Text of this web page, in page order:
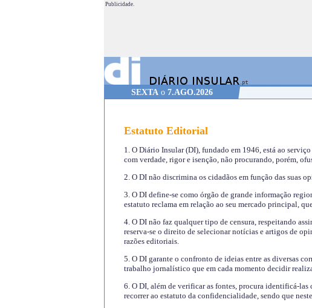
Publicidade.
SEXTAo 7.AGO.2026
Estatuto Editorial
1. O Diário Insular (DI), fundado em 1946, está ao
com verdade, rigor e isenção, não procurando, porém,
2. O DI não discrimina os cidadãos em função das suas
3. O DI define-se como órgão de grande informação
estatuto reclama em relação ao seu mercado principal,
4. O DI não faz qualquer tipo de censura, respeitando
reserva-se o direito de selecionar notícias e artigos de
razões editoriais.
5. O DI garante o confronto de ideias entre as diversas
trabalho jornalístico que em cada momento decidir
6. O DI, além de verificar as fontes, procura identificá-
recorrer ao estatuto da confidencialidade, sendo que